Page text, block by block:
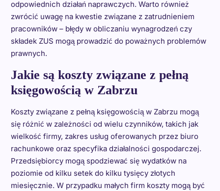
odpowiednich działań naprawczych. Warto również
zwrócić uwagę na kwestie związane z zatrudnieniem
pracowników – błędy w obliczaniu wynagrodzeń czy
składek ZUS mogą prowadzić do poważnych problemów
prawnych.
Jakie są koszty związane z pełną
księgowością w Zabrzu
Koszty związane z pełną księgowością w Zabrzu mogą
się różnić w zależności od wielu czynników, takich jak
wielkość firmy, zakres usług oferowanych przez biuro
rachunkowe oraz specyfika działalności gospodarczej.
Przedsiębiorcy mogą spodziewać się wydatków na
poziomie od kilku setek do kilku tysięcy złotych
miesięcznie. W przypadku małych firm koszty mogą być